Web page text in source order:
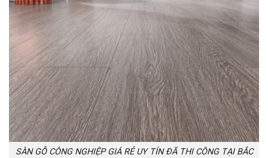
SÀN GỖ CÔNG NGHIỆP GIÁ RẺ UY TÍN ĐÃ THI CÔNG TẠI BẮC